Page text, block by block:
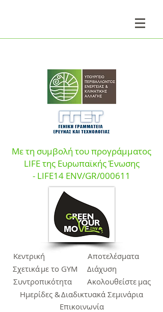
Με τη συμβολή του προγράμματος
LIFE της Ευρωπαϊκής Ένωσης
- LIFE14 ENV/GR/000611
Κεντρική
Σχετικά
Συντροπικότητα
Ημερίδες &
Διάχυση
Αποτελέσματα
Ακολουθείστε μας
Επικοινωνία
με το GYM
Διαδικτυακά Σεμινάρια